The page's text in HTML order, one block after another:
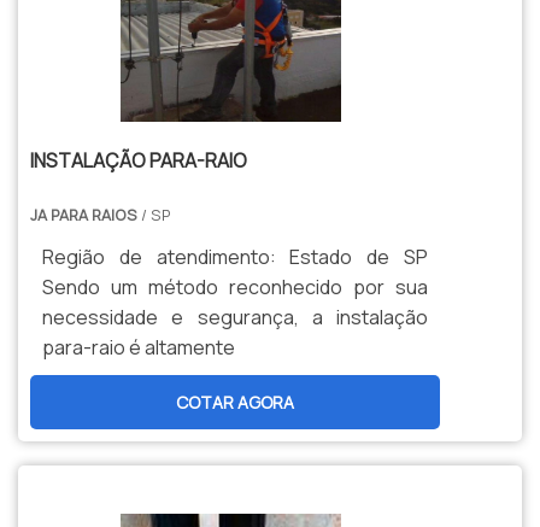
INSTALAÇÃO PARA-RAIO
JA PARA RAIOS / SP
Região de atendimento: Estado de SP
Sendo um método reconhecido por sua
necessidade e segurança, a instalação
para-raio é altamente
COTAR AGORA